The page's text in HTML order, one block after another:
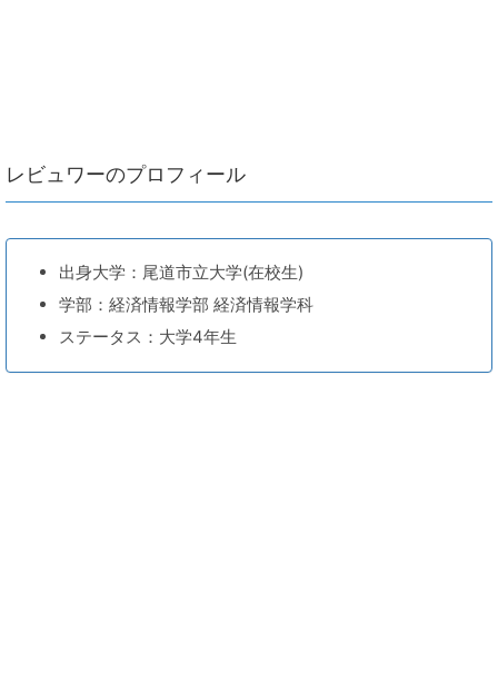
レビュワーのプロフィール
出身大学：尾道市立大学(在校生)
学部：経済情報学部 経済情報学科
ステータス：大学4年生